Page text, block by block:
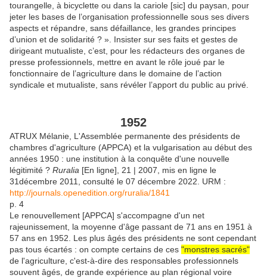
tourangelle, à bicyclette ou dans la cariole [sic] du paysan, pour
jeter les bases de l’organisation professionnelle sous ses divers
aspects et répandre, sans défaillance, les grandes principes
d’union et de solidarité ? ». Insister sur ses faits et gestes de
dirigeant mutualiste, c’est, pour les rédacteurs des organes de
presse professionnels, mettre en avant le rôle joué par le
fonctionnaire de l’agriculture dans le domaine de l’action
syndicale et mutualiste, sans révéler l’apport du public au privé.
1952
ATRUX Mélanie, L'Assemblée permanente des présidents de
chambres d'agriculture (APPCA) et la vulgarisation au début des
années 1950 : une institution à la conquête d'une nouvelle
légitimité ? Ruralia [En ligne], 21 | 2007, mis en ligne le
31décembre 2011, consulté le 07 décembre 2022. URM :
http://journals.openedition.org/ruralia/1841
p. 4
Le renouvellement [APPCA] s'accompagne d'un net
rajeunissement, la moyenne d'âge passant de 71 ans en 1951 à
57 ans en 1952. Les plus âgés des présidents ne sont cependant
pas tous écartés : on compte certains de ces "monstres sacrés"
de l'agriculture, c'est-à-dire des responsables professionnels
souvent âgés, de grande expérience au plan régional voire